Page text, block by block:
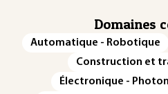
Domaines
Automatique - Robotique
Construction et
Électronique -